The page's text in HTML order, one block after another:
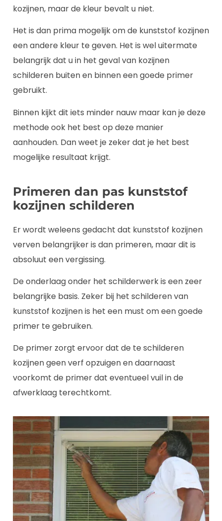
kozijnen, maar de kleur bevalt u niet.
Het is dan prima mogelijk om de kunststof kozijnen
een andere kleur te geven. Het is wel uitermate
belangrijk dat u in het geval van kozijnen
schilderen buiten en binnen een goede primer
gebruikt.
Binnen kijkt dit iets minder nauw maar kan je deze
methode ook het best op deze manier
aanhouden. Dan weet je zeker dat je het best
mogelijke resultaat krijgt.
Primeren dan pas kunststof
kozijnen schilderen
Er wordt weleens gedacht dat kunststof kozijnen
verven belangrijker is dan primeren, maar dit is
absoluut een vergissing.
De onderlaag onder het schilderwerk is een zeer
belangrijke basis. Zeker bij het schilderen van
kunststof kozijnen is het een must om een goede
primer te gebruiken.
De primer zorgt ervoor dat de te schilderen
kozijnen geen verf opzuigen en daarnaast
voorkomt de primer dat eventueel vuil in de
afwerklaag terechtkomt.